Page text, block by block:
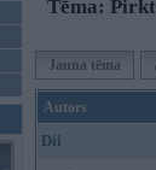
Tēma:
Jauna tēma
Autors
Dii